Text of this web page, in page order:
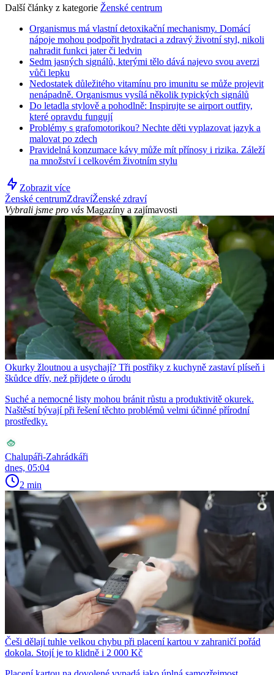
Další články z kategorie Ženské centrum
Organismus má vlastní detoxikační mechanismy. Domácí
nápoje mohou podpořit hydrataci a zdravý životní styl, nikoli
nahradit funkci jater či ledvin
Sedm jasných signálů, kterými tělo dává najevo svou averzi
vůči lepku
Nedostatek důležitého vitamínu pro imunitu se může projevit
nenápadně. Organismus vysílá několik typických signálů
Do letadla stylově a pohodlně: Inspirujte se airport outfity,
které opravdu fungují
Problémy s grafomotorikou? Nechte děti vyplazovat jazyk a
malovat po zdech
Pravidelná konzumace kávy může mít přínosy i rizika. Záleží
na množství i celkovém životním stylu
Zobrazit více
Ženské centrumZdravíŽenské zdraví
Vybrali jsme pro vás Magazíny a zajímavosti
Okurky žloutnou a usychají? Tři postřiky z kuchyně zastaví plíseň i
škůdce dřív, než přijdete o úrodu
Suché a nemocné listy mohou bránit růstu a produktivitě okurek.
Naštěstí bývají při řešení těchto problémů velmi účinné přírodní
prostředky.
Chalupáři-Zahrádkáři
dnes, 05:04
2 min
Češi dělají tuhle velkou chybu při placení kartou v zahraničí pořád
dokola. Stojí je to klidně i 2 000 Kč